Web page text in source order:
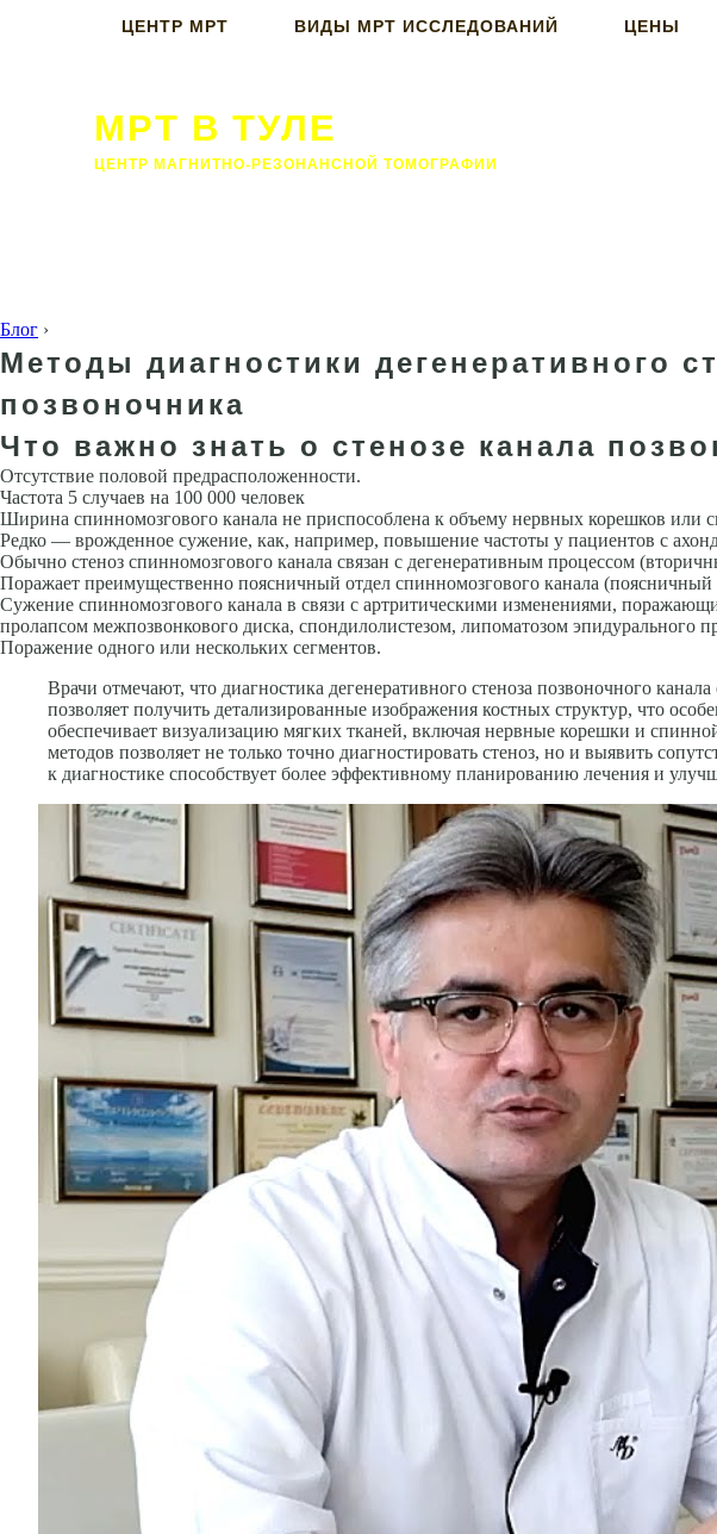
ЦЕНТР МРТ ВИДЫ МРТ ИССЛЕДОВАНИЙ ЦЕНЫ
МРТ В ТУЛЕ
ЦЕНТР МАГНИТНО-РЕЗОНАНСНОЙ ТОМОГРАФИИ
Блог ›
Методы диагностики дегенеративного
позвоночника
Что важно знать о стенозе канала
Отсутствие половой предрасположенности.
Частота 5 случаев на 100 000 человек
Ширина спинномозгового канала не приспособлена к объему нервных корешков или
Редко — врожденное сужение, как, например, повышение частоты у пациентов с
Обычно стеноз спинномозгового канала связан с дегенеративным процессом
Поражает преимущественно поясничный отдел спинномозгового канала (поясничный
Сужение спинномозгового канала в связи с артритическими изменениями,
пролапсом межпозвонкового диска, спондилолистезом, липоматозом эпидурального
Поражение одного или нескольких сегментов.
Врачи отмечают, что диагностика дегенеративного стеноза позвоночного
позволяет получить детализированные изображения костных структур, что
обеспечивает визуализацию мягких тканей, включая нервные корешки и
методов позволяет не только точно диагностировать стеноз, но и выявить
к диагностике способствует более эффективному планированию лечения и